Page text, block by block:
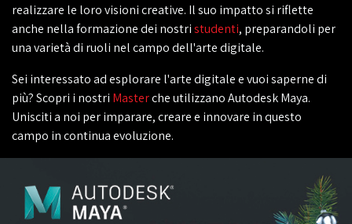
realizzare le loro visioni creative. Il suo impatto si riflette
anche nella formazione dei nostristudenti, preparandoli per
una varietà di ruoli nel campo dell'arte digitale.
Sei interessato ad esplorare l'arte digitale e vuoi saperne di
più? Scopri i nostri Masterche utilizzano Autodesk Maya.
Unisciti a noi per imparare, creare e innovare in questo
campo in continua evoluzione.